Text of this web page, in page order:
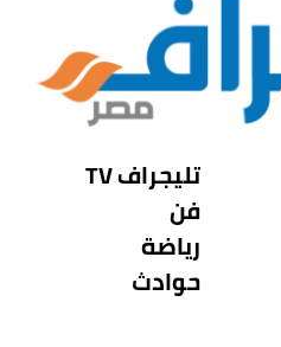
تليجراف TV
فن
رياضة
حوادث